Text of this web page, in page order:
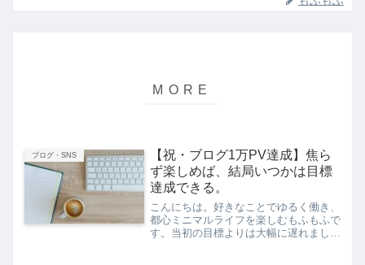
ブログ・SNS
【祝・ブログ1万PV達成】焦ら
ず楽しめば、結局いつかは目標
達成できる。
こんにちは。好きなことでゆるく働き、
都心ミニマルライフを楽しむもふもふで
す。当初の目標よりは大幅に遅れました